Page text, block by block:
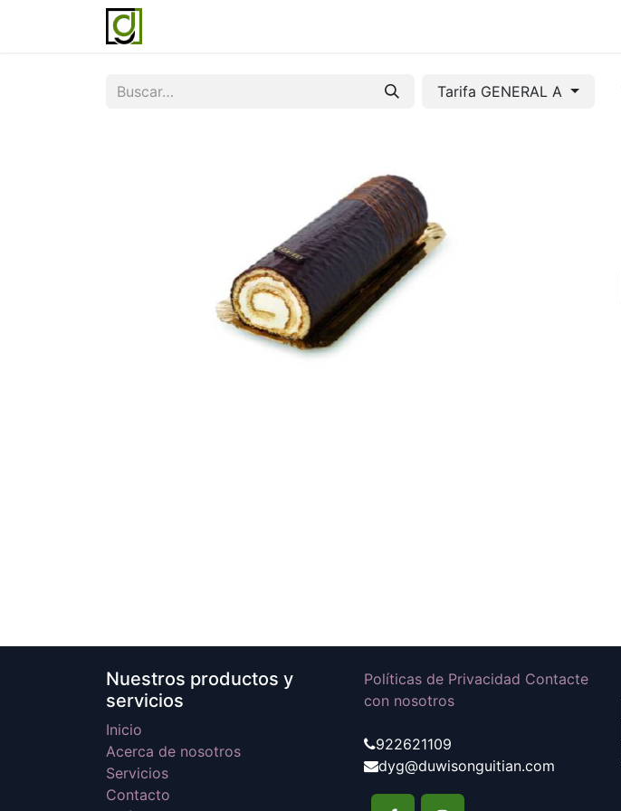
Tarifa GENERAL A
Nuestros productos y
servicios
Inicio
Acerca de nosotros
Servicios
Contacto
Políticas de Privacidad Contacte
con nosotros
922621109
dyg@duwisonguitian.com